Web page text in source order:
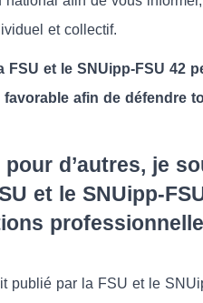
et collectif.
et le SNUipp-FSU 42
afin de défendre
d’autres, je
et le SNUipp-
publié par la FSU et le